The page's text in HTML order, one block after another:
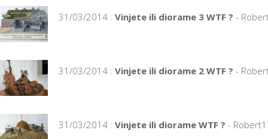
31/03/2014 : Vinjete ili diorame 3 WTF ? -
31/03/2014 : Vinjete ili diorame 2 WTF ? -
31/03/2014 : Vinjete ili diorame WTF ? -